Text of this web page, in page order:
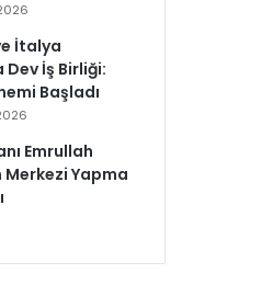
İtalya
Dev İş Birliği:
Başladı
Emrullah
Yapma